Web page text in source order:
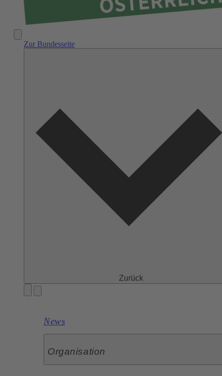
Zur Bundesseite
Zurück
News
Organisation